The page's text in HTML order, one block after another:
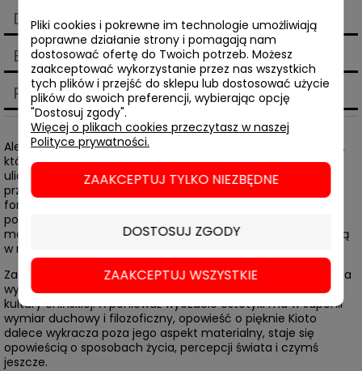
Dane techniczne
Bezpieczeństwo
Produkty powiązane
Alex Kerr i Kathy Arlyn Sokol zabierają nas na spacer po Kioto,
które przez tysiąc lat było stolicą Japonii. Przemierzając jego
ulice, opowiadają o architekturze, kulturze materialnej i
przekazywanej z pokolenia na pokolenie tradycji. Opisując
formę bram i ogrodów, kształt czarek, fakturę i połysk desek
podłogowych, sposób obszycia mat tatami czy konwencję
malowania parawanów, autorzy zwracają uwagę na zapisaną
w nich symbolikę, a także na ich wielowymiarowe funkcje.
Zarysowują przy tym historię rozwoju japońskiej estetyki, która
wykuwała się w dużej mierze pod naporem i w opozycji do
kultury chińskiej. A ponieważ wyczucie estetyki ma w Japonii
wymiar duchowy i filozoficzny, opowieść o pięknie Kioto
dalece wykracza poza jego aspekt materialny, staje się
opowieścią o sposobach życia, percepcji świata i czymś
jeszcze.
Pliki cookies i pokrewne im technologie umożliwiają
poprawne działanie strony i pomagają nam
dostosować ofertę do Twoich potrzeb. Możesz
zaakceptować wykorzystanie przez nas wszystkich
tych plików i przejść do sklepu lub dostosować użycie
plików do swoich preferencji, wybierając opcję
"Dostosuj zgody".
Więcej o plikach cookies przeczytasz w naszej
Polityce prywatności.
ZAAKCEPTUJ TYLKO NIEZBĘDNE
DOSTOSUJ ZGODY
ZAAKCEPTUJ WSZYSTKIE